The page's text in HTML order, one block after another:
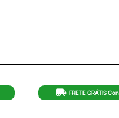
FRETE GRÁTIS